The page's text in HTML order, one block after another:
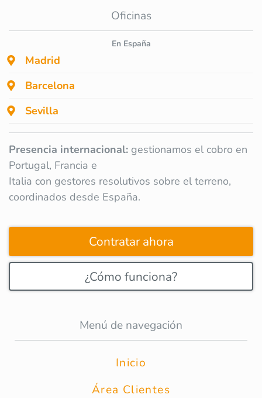
Oficinas
En España
Madrid
Barcelona
Sevilla
Presencia internacional: gestionamos el cobro en
Portugal, Francia e
Italia con gestores resolutivos sobre el terreno,
coordinados desde España.
Contratar ahora
¿Cómo funciona?
Menú de navegación
Inicio
Área Clientes